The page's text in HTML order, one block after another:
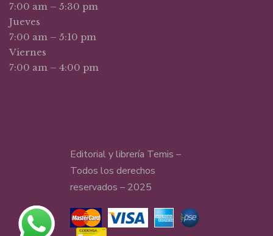
7:00 am – 5:30 pm
Jueves
7:00 am – 5:10 pm
Viernes
7:00 am – 4:00 pm
Editorial y librería Temis –
Todos los derechos
reservados – 2025